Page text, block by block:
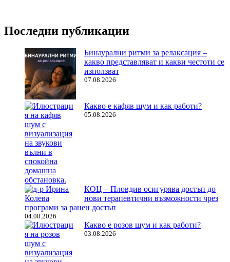
Последни публикации
Бинаурални ритми за релаксация –
какво представляват и какви честоти се
използват
07.08.2026
Какво е кафяв шум и как работи?
05.08.2026
КОЦ – Пловдив осигурява достъп до
нови терапевтични възможности чрез
програми за ранен достъп
04.08.2026
Какво е розов шум и как работи?
03.08.2026